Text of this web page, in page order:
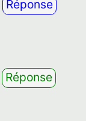
Réponse
Réponse